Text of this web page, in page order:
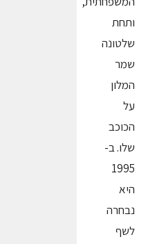
ותחת
שלטונה
שמר
המלון
על
הכוכב
שלו. ב-
1995
היא
נבחרה
לשף